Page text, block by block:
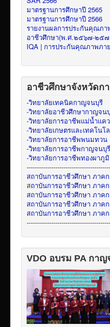
มาตรฐานการศึกษาปี 2565
มาตรฐานการศึกษาปี 2566
รายงานผลการประกันคุณภ
อาชีวศึกษา(พ.ศ.๒๕๖๗-๒๕
IQA | การประกันคุณภาพภา
อาชีวศึกษาจังหวัดก
-วิทยาลัยเทคนิคกาญจนบุรี
-วิทยาลัยอาชีวศึกษากาญจน
-วิทยาลัยการอาชีพแม่น้ำแคว
-วิทยาลัยเกษตรและเทคโนโ
-วิทยาลัยการอาชีพพนมทวน
-วิทยาลัยการอาชีพกาญจนบุรี
-วิทยาลัยการอาชีพทองผาภูมิ
-----------------------------------------
สถาบันการอาชีวศึกษา ภาคก
สถาบันการอาชีวศึกษา ภาคก
สถาบันการอาชีวศึกษา ภาคก
สถาบันการอาชีวศึกษา ภาคก
สถาบันการอาชีวศึกษา ภาคก
-----------------------------------------
VDO อบรม PA กาญ